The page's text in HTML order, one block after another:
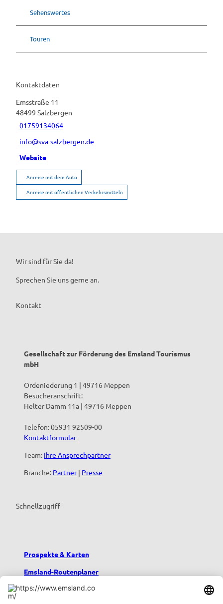
Sehenswertes
Touren
Kontaktdaten
Emsstraße 11
48499 Salzbergen
01759134064
info@sva-salzbergen.de
Website
Anreise mit dem Auto
Anreise mit öffentlichen Verkehrsmitteln
Wir sind für Sie da!
Sprechen Sie uns gerne an.
Kontakt
Gesellschaft zur Förderung des Emsland Tourismus
mbH
Ordeniederung 1 | 49716 Meppen
Besucheranschrift:
Helter Damm 11a | 49716 Meppen
Telefon: 05931 92509-00
Kontaktformular
Team: Ihre Ansprechpartner
Branche: Partner| Presse
Schnellzugriff
Prospekte & Karten
Emsland-Routenplaner
Emsland-Blog